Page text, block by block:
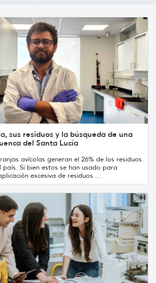
sus residuos y la búsqueda de una
del Santa Lucía
avícolas generan el 26% de los residuos
Si bien estos se han usado para
excesiva de residuos ...